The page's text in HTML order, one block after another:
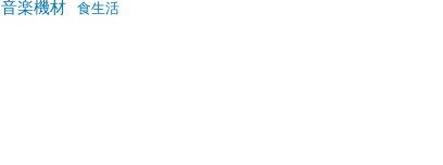
音楽機材 食生活